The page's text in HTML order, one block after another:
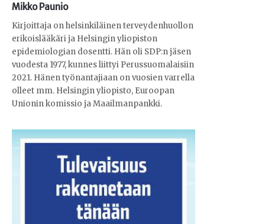
Mikko Paunio
Kirjoittaja on helsinkiläinen terveydenhuollon
erikoislääkäri ja Helsingin yliopiston
epidemiologian dosentti. Hän oli SDP:n jäsen
vuodesta 1977, kunnes liittyi Perussuomalaisiin
2021. Hänen työnantajiaan on vuosien varrella
olleet mm. Helsingin yliopisto, Euroopan
Unionin komissio ja Maailmanpankki.